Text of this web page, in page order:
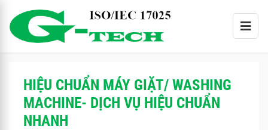
HIỆU CHUẨN MÁY GIẶT/ WASHING
MACHINE- DỊCH VỤ HIỆU CHUẨN
NHANH